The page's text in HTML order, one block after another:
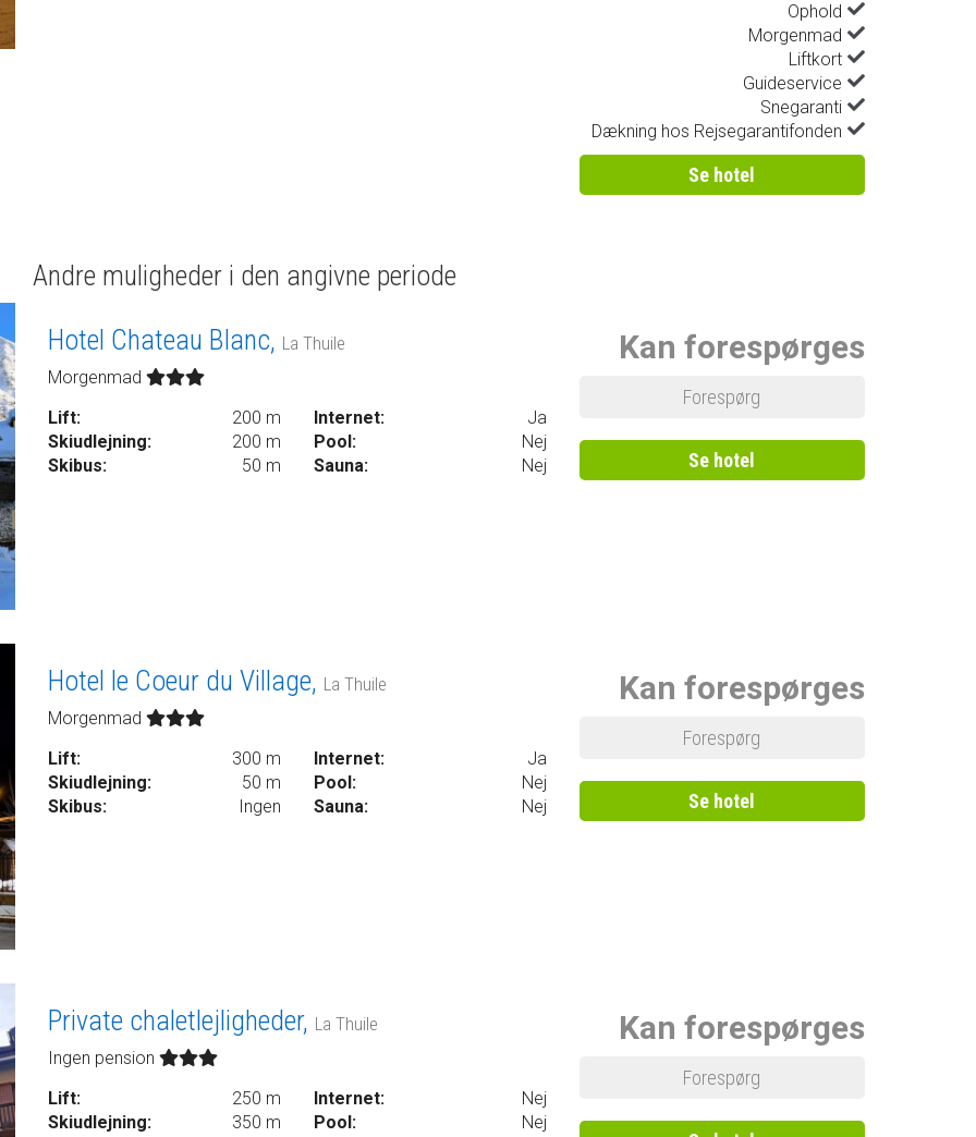
Ophold
Morgenmad
Liftkort
Guideservice
Snegaranti
Dækning hos Rejsegarantifonden
Se hotel
Andre muligheder i den angivne periode
Hotel Chateau Blanc, La Thuile
Morgenmad
Lift:
200 m
Skiudlejning:
200 m
Skibus:
50 m
Internet:
Ja
Pool:
Nej
Sauna:
Nej
Kan forespørges
Forespørg
Se hotel
Hotel le Coeur du Village, La Thuile
Morgenmad
Lift:
300 m
Skiudlejning:
50 m
Skibus:
Ingen
Internet:
Ja
Pool:
Nej
Sauna:
Nej
Kan forespørges
Forespørg
Se hotel
Private chaletlejligheder, La Thuile
Ingen pension
Lift:
250 m
Skiudlejning:
350 m
Internet:
Nej
Pool:
Nej
Kan forespørges
Forespørg